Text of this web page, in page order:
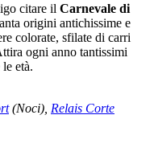
citare il Carnevale di
origini antichissime e
colorate, sfilate di carri
ogni anno tantissimi
età.
(Noci), Relais Corte